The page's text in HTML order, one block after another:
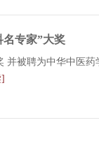
专家”大奖
被聘为中华中医